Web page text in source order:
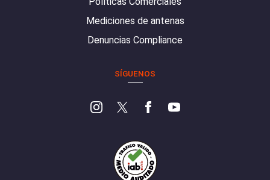
Mediciones de antenas
Denuncias Compliance
SÍGUENOS